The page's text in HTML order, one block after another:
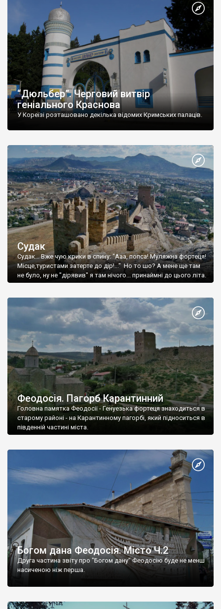
“Дюльбер”. Черговий витвір
геніального Краснова
У Кореїзі розташовано декілька відомих Кримських палаців.
Судак
Судак... Вже чую крики в спину: "Ааа, попса! Муляжна фортеця!
Місце,туристами затерте до дір!..." Но то шо? А мене ще там
не було, ну не "дірявив" я там нічого... принаймні до цього літа.
Феодосія. Пагорб Карантинний
Головна памятка Феодосії - Генуезька фортеця знаходиться в
старому районі - на Карантинному пагорбі, який підноситься в
південній частині міста.
Богом дана Феодосія. Місто Ч.2
Друга частина звіту про "Богом дану" Феодосію буде не менш
насиченою ніж перша.